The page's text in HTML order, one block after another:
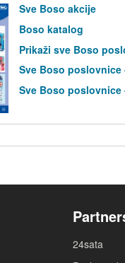
Sve Boso akcije
Boso katalog
Prikaži sve Boso
Sve Boso poslovnice
Sve Boso poslovnice
24sata